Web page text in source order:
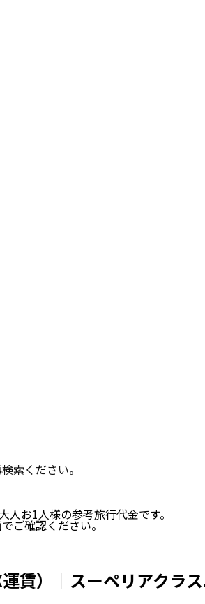
索ください。
人お1人様の参考旅行代金です。
ご確認ください。
賃）｜スーペリアクラ